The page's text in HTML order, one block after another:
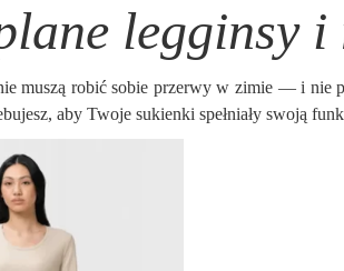
legginsy
muszą robić sobie przerwy w zimie — i nie
aby Twoje sukienki spełniały swoją